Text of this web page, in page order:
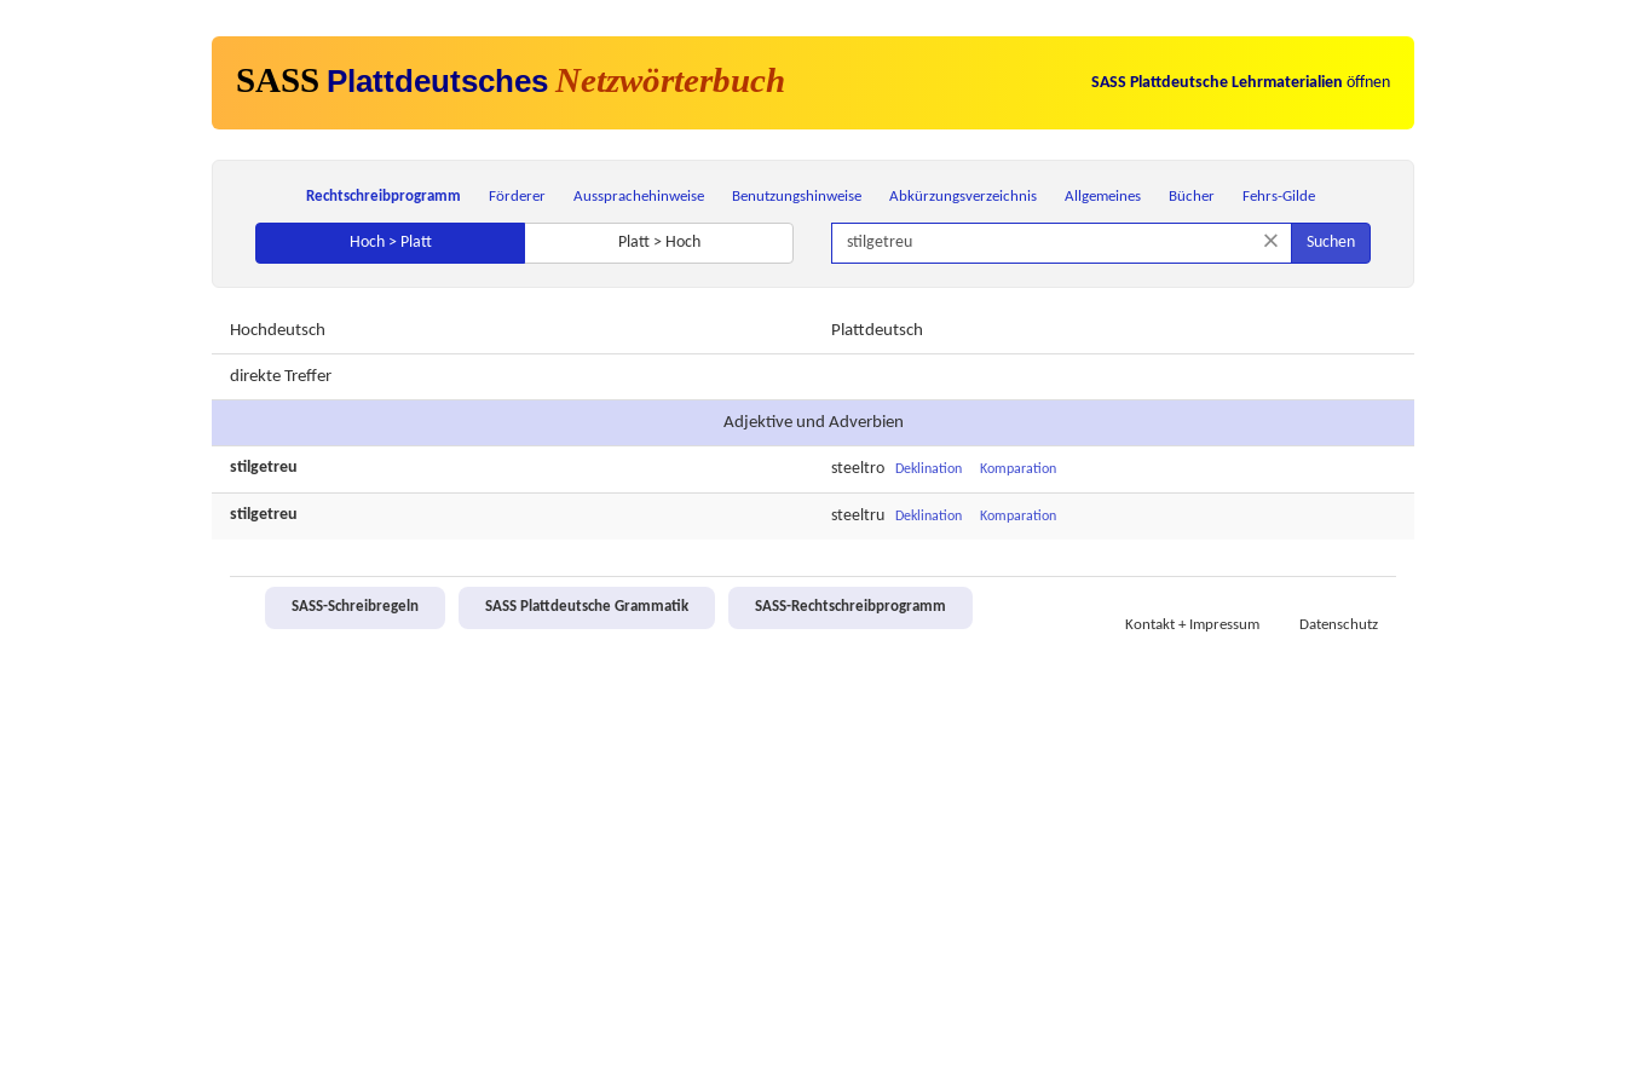
SASS Plattdeutsches Netzwörterbuch SASS Plattdeutsche Lehrmaterialien öffnen
Rechtschreibprogramm Förderer Aussprachehinweise Benutzungshinweise Abkürzungsverzeichnis Allgemeines Bücher Fehrs-Gilde
Hoch > Platt Platt > Hoch × Suchen
Hochdeutsch Plattdeutsch
direkte Treffer
Adjektive und Adverbien
stilgetreu steeltro Deklination Komparation
stilgetreu steeltru Deklination Komparation
SASS-Schreibregeln SASS Plattdeutsche Grammatik
SASS-Rechtschreibprogramm
Kontakt + Impressum
Datenschutz